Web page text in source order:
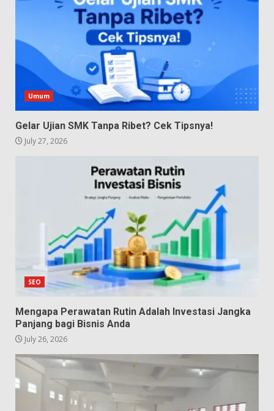
Umum
Gelar Ujian SMK Tanpa Ribet? Cek Tipsnya!
July 27, 2026
SEO
Mengapa Perawatan Rutin Adalah Investasi Jangka
Panjang bagi Bisnis Anda
July 26, 2026